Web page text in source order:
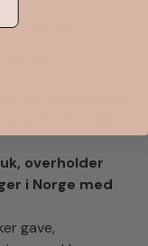
og 43-46
overholder
i Norge med
gave,